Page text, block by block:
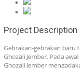
Project Description
Gebrakan-gebrakan baru
Ghozali Jember. Pada
Ghozali Jember